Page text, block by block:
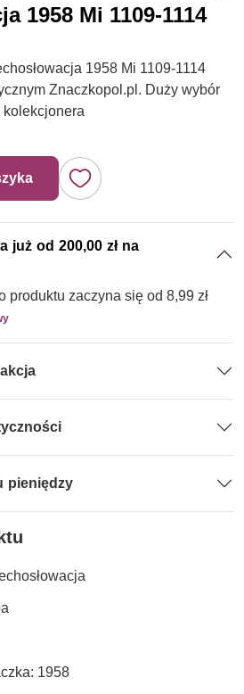
1958 Mi 1109-1114
1958 Mi 1109-1114
Znaczkopol.pl. Duży wybór
już od 200,00 zł na
produktu zaczyna się od 8,99 zł
pieniędzy
1958